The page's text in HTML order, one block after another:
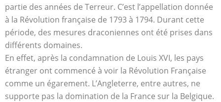
partie des années de Terreur. C’est l’appellation donnée
à la Révolution française de 1793 à 1794. Durant cette
période, des mesures draconiennes ont été prises dans
différents domaines.
En effet, après la condamnation de Louis XVI, les pays
étranger ont commencé à voir la Révolution Française
comme un égarement. L’Angleterre, entre autres, ne
supporte pas la domination de la France sur la Belgique.